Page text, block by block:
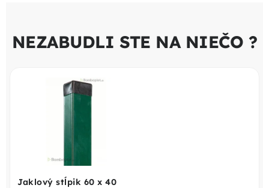
NEZABUDLI STE NA NIEČO ?
Jaklový stĺpik 60 x 40